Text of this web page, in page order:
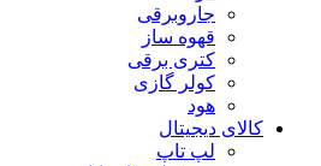
جاروبرقی
قهوه ساز
کتری برقی
کولر گازی
هود
کالای دیجیتال
لپ تاپ